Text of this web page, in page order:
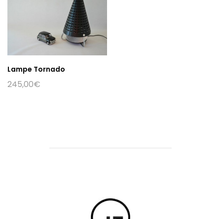
Lampe Tornado
245,00€